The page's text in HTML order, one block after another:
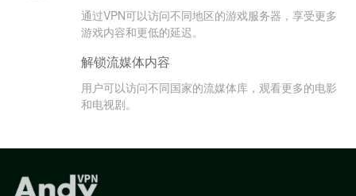
通过VPN可以访问不同地区的游戏服务器，享受更多
游戏内容和更低的延迟。
解锁流媒体内容
用户可以访问不同国家的流媒体库，观看更多的电影
和电视剧。